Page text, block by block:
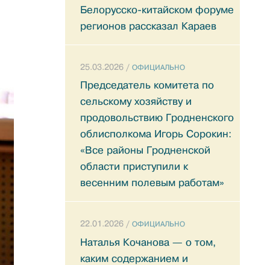
Белорусско-китайском форуме
регионов рассказал Караев
25.03.2026 / ОФИЦИАЛЬНО
Председатель комитета по
сельскому хозяйству и
продовольствию Гродненского
облисполкома Игорь Сорокин:
«Все районы Гродненской
области приступили к
весенним полевым работам»
22.01.2026 / ОФИЦИАЛЬНО
Наталья Кочанова — о том,
каким содержанием и